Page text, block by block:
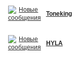
Toneking
HYLA